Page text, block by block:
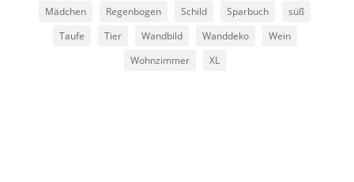
Mädchen
Regenbogen Schild Sparbuch
süß
Taufe
Tier Wandbild Wanddeko
Wein
Wohnzimmer
XL